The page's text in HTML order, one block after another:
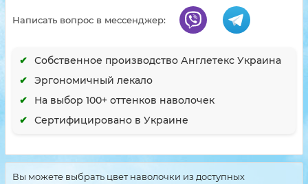
Написать вопрос в мессенджер:
Собственное производство Англетекс Украина
Эргономичный лекало
На выбор 100+ оттенков наволочек
Сертифицировано в Украине
Вы можете выбрать цвет наволочки из доступных